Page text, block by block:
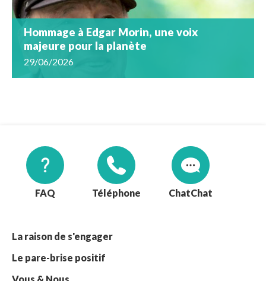
Hommage à Edgar Morin, une voix
majeure pour la planète
29/06/2026
FAQ Téléphone Chat
La raison de s'engager
Le pare-brise positif
Vous & Nous